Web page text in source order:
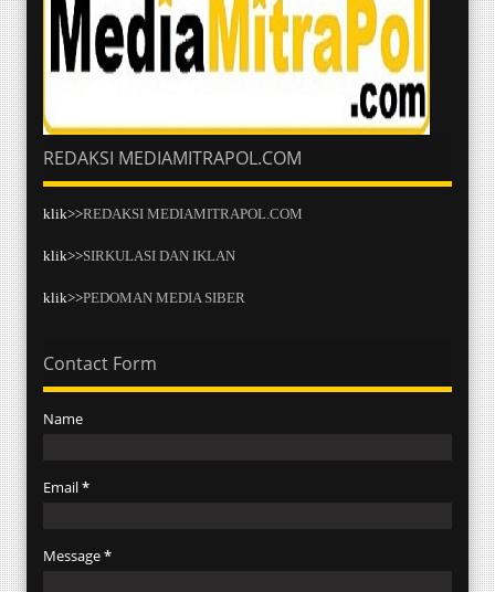
REDAKSI MEDIAMITRAPOL.COM
klik>>REDAKSI MEDIAMITRAPOL.COM
klik>>SIRKULASI DAN IKLAN
klik>>PEDOMAN MEDIA SIBER
Contact Form
Name
Email*
Message*